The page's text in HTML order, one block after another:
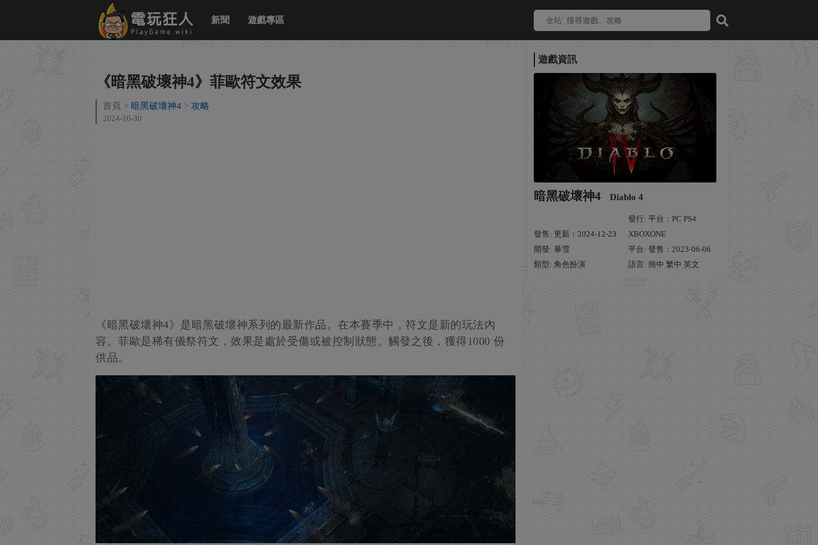
新聞 遊戲專區
遊戲資訊
暗黑破壞神4 Diablo 4
發售: 更新：2024-12-23
發行: 平台：PC PS4
XBOXONE
開發: 暴雪
平台: 發售：2023-06-06
類型: 角色扮演
語言: 簡中 繁中 英文
《暗黑破壞神4》菲歐符文效果
首頁 暗黑破壞神4 攻略
2024-10-30
《暗黑破壞神4》是暗黑破壞神系列的最新作品。在本賽季中，符文是新的玩法內
容。菲歐是稀有儀祭符文，效果是處於受傷或被控制狀態。觸發之後，獲得1000 份
供品。